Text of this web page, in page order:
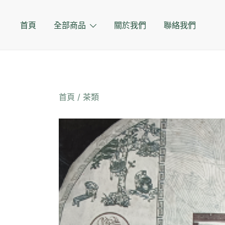
content
首頁 全部商品 關於我們 聯絡我們
首頁 / 茶類